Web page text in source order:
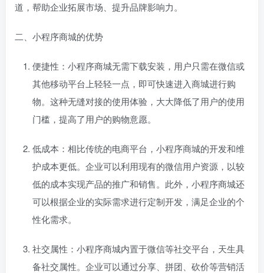
道，帮助企业拓展市场、提升品牌影响力。
二、小程序商城的优势
便捷性：小程序商城无需下载安装，用户只需在微信或
其他移动平台上轻轻一点，即可快速进入商城进行购
物。这种无缝对接的使用体验，大大降低了用户的使用
门槛，提高了用户的购物意愿。
低成本：相比传统的电商平台，小程序商城的开发和维
护成本更低。企业可以利用现有的微信用户资源，以较
低的成本实现产品的推广和销售。此外，小程序商城还
可以根据企业的实际需求进行定制开发，满足企业的个
性化需求。
社交属性：小程序商城内置于微信等社交平台，天生具
备社交属性。企业可以通过分享、拼团、砍价等营销活